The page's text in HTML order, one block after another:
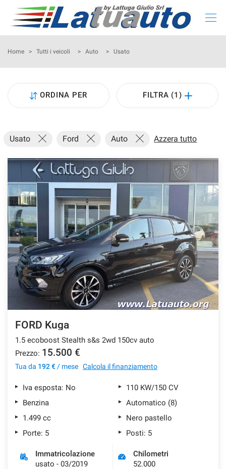
HOME
LISTA USATO
CONFIGURA LA TUA AUTO
NOLEGGIO
RITIRIAMO IL TUO USATO
ASSISTENZA
SERVIZI
DICONO DI NOI
CONTATTI
NEWS
Home > Tutti i veicoli > Auto > Usato
ORDINA PER FILTRA (1)
Usato Ford Auto Azzera tutto
FORD Kuga
1.5 ecoboost Stealth s&s 2wd 150cv auto
Prezzo: 15.500 €
Tua da 192 € / mese Calcola il finanziamento
Iva esposta: No
110 KW/150 CV
Benzina
Automatico (8)
1.499 cc
Nero pastello
Porte: 5
Posti: 5
Immatricolazione
usato - 03/2019
Chilometri
52.000